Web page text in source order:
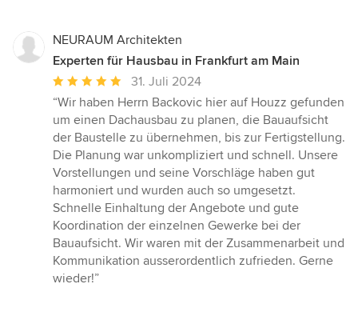
NEURAUM Architekten
Experten für Hausbau in Frankfurt am Main
Durchschnittliche
Bewertung:
5
von
5
Sternen
31. Juli 2024
“Wir haben Herrn Backovic hier auf Houzz gefunden
um einen Dachausbau zu planen, die Bauaufsicht
der Baustelle zu übernehmen, bis zur Fertigstellung.
Die Planung war unkompliziert und schnell. Unsere
Vorstellungen und seine Vorschläge haben gut
harmoniert und wurden auch so umgesetzt.
Schnelle Einhaltung der Angebote und gute
Koordination der einzelnen Gewerke bei der
Bauaufsicht. Wir waren mit der Zusammenarbeit und
Kommunikation ausserordentlich zufrieden. Gerne
wieder!”